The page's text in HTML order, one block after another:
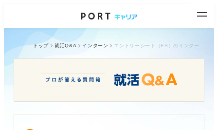
トップ 就活Q&A インターン